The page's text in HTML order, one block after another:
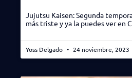
Jujutsu Kaisen: Segunda
más triste y ya la puedes ver en
Yoss Delgado 24 noviembre, 2023